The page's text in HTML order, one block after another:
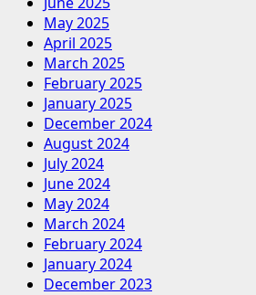
May 2025
April 2025
March 2025
February 2025
January 2025
December 2024
August 2024
July 2024
June 2024
May 2024
March 2024
February 2024
January 2024
December 2023